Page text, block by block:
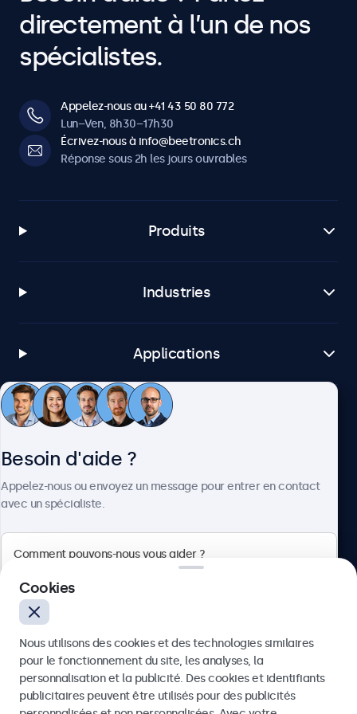
Compatible avec un prompteur. L’image peut être inversée
horizontalement et verticalement.
HDMI
1x
VGA
1x
RCA vidéo
1x
Entrée AUX (3.5mm)
1x
Sortie AUX (3.5mm)
1x
Dimensions (sans le pied)
Taille de l’image
Poids
5100 gramme (6100 gramme avec pied)
Couleur
Noir
Profondeur
directement à l’un de nos
spécialistes.
Appelez-nous au +41 43 50 80 772
Lun–Ven, 8h30–17h30
Écrivez-nous à info@beetronics.ch
Réponse sous 2h les jours ouvrables
Produits
Industries
Applications
Service client
4.8/5 noté par 5000+ entreprises
Français
Besoin d'aide ?
Appelez-nous ou envoyez un message pour entrer en contact
avec un spécialiste.
Envoyer
Cookies
Nous utilisons des cookies et des technologies similaires
pour le fonctionnement du site, les analyses, la
personnalisation et la publicité. Des cookies et identifiants
publicitaires peuvent être utilisés pour des publicités